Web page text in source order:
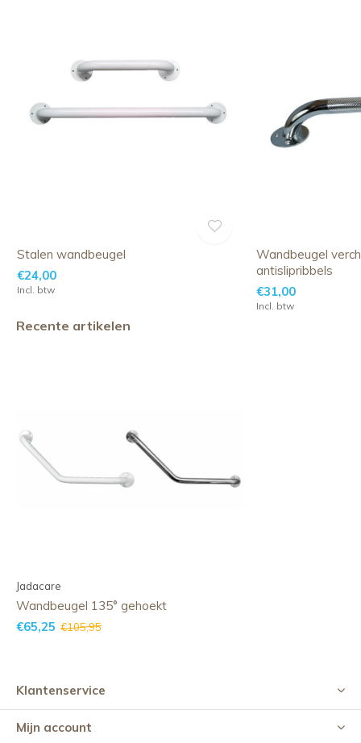
Stalen wandbeugel
€24,00
Incl. btw
Wandbeugel
antislipribbels
€31,00
Incl. btw
Recente artikelen
Jadacare
Wandbeugel 135° gehoekt
€65,25 €105,95
Klantenservice
Mijn account